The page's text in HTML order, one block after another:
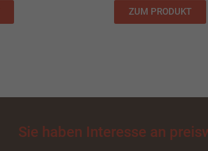
ZUM PRODUKT
Sie haben Interesse an